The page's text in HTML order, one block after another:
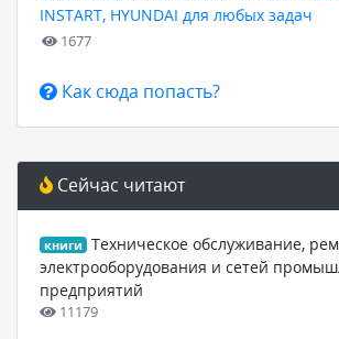
INSTART, HYUNDAI для любых задач
1677
Как сюда попасть?
Сейчас читают
книги
Техническое обслуживание,
электрооборудования и сетей
предприятий
11179